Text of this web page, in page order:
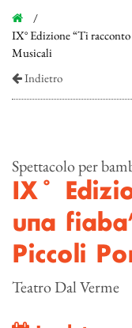
IX° Edizione “Ti
Musicali
Indietro
Spettacolo per
IX°
una
Piccoli
Teatro Dal Verme